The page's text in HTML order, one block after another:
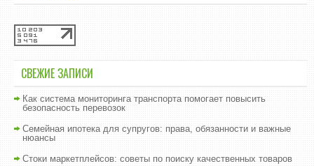
СВЕЖИЕ ЗАПИСИ
Как система мониторинга транспорта помогает повысить
безопасность перевозок
Семейная ипотека для супругов: права, обязанности и важные
нюансы
Стоки маркетплейсов: советы по поиску качественных товаров